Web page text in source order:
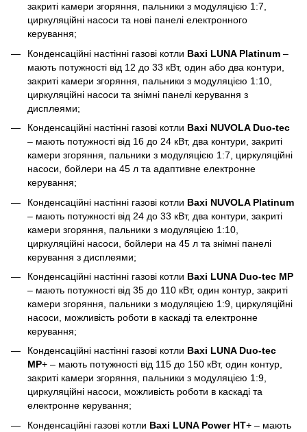
закриті камери згоряння, пальники з модуляцією 1:7,
циркуляційні насоси та нові панелі електронного
керування;
Конденсаційні настінні газові котли Baxi LUNA Platinum –
мають потужності від 12 до 33 кВт, один або два контури,
закриті камери згоряння, пальники з модуляцією 1:10,
циркуляційні насоси та знімні панелі керування з
дисплеями;
Конденсаційні настінні газові котли Baxi NUVOLA Duo-tec
– мають потужності від 16 до 24 кВт, два контури, закриті
камери згоряння, пальники з модуляцією 1:7, циркуляційні
насоси, бойлери на 45 л та адаптивне електронне
керування;
Конденсаційні настінні газові котли Baxi NUVOLA Platinum
– мають потужності від 24 до 33 кВт, два контури, закриті
камери згоряння, пальники з модуляцією 1:10,
циркуляційні насоси, бойлери на 45 л та знімні панелі
керування з дисплеями;
Конденсаційні настінні газові котли Baxi LUNA Duo-tec MP
– мають потужності від 35 до 110 кВт, один контур, закриті
камери згоряння, пальники з модуляцією 1:9, циркуляційні
насоси, можливість роботи в каскаді та електронне
керування;
Конденсаційні настінні газові котли Baxi LUNA Duo-tec
MP+ – мають потужності від 115 до 150 кВт, один контур,
закриті камери згоряння, пальники з модуляцією 1:9,
циркуляційні насоси, можливість роботи в каскаді та
електронне керування;
Конденсаційні газові котли Baxi LUNA Power HT+ – мають